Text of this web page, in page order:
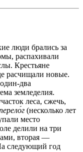
люди брались за
распахивали
Крестьяне
расчищали новые.
два
земледелия.
леса, сжечь,
(несколько лет
место
делили на три
вторая —
следующий год